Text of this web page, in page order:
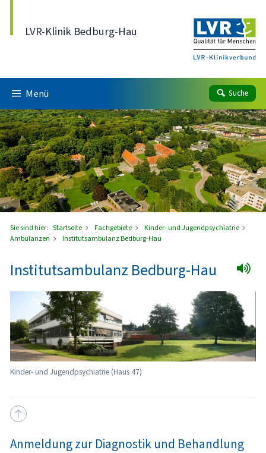
LVR-Klinik Bedburg-Hau
Menü Suche
Sie sind hier: Startseite Fachgebiete
Kinder- und Jugendpsychiatrie
Ambulanzen
Institutsambulanz Bedburg-Hau
Institutsambulanz Bedburg-Hau
Kinder- und Jugendpsychiatrie (Haus 47)
Anmeldung zur Diagnostik und Behandlung